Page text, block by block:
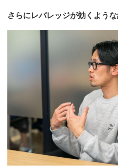
さらにレバレッジが効くよう